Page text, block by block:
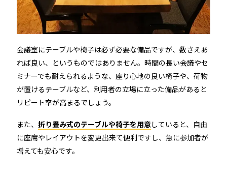
会議室にテーブルや椅子は必ず必要な備品ですが、数さえあ
れば良い、というものではありません。時間の長い会議やセ
ミナーでも耐えられるような、座り心地の良い椅子や、荷物
が置けるテーブルなど、利用者の立場に立った備品があると
リピート率が高まるでしょう。
また、 折り畳み式のテーブルや椅子を用意していると、自由
に座席やレイアウトを変更出来て便利ですし、急に参加者が
増えても安心です。
公共施設
その他の業種
運用イメージ
四国
九州
沖縄
施工会社様向け資料